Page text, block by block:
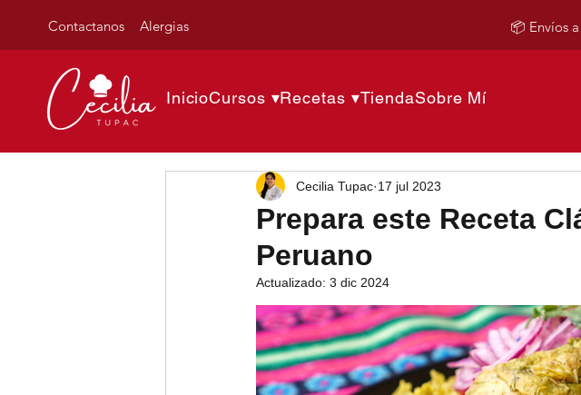
Contactanos Alergias 📦 Envíos
InicioCursos ▾Recetas ▾TiendaSobre Mí
Prepara este Receta
Peruano
Cecilia Tupac 17 jul 2023
Actualizado: 3 dic 2024